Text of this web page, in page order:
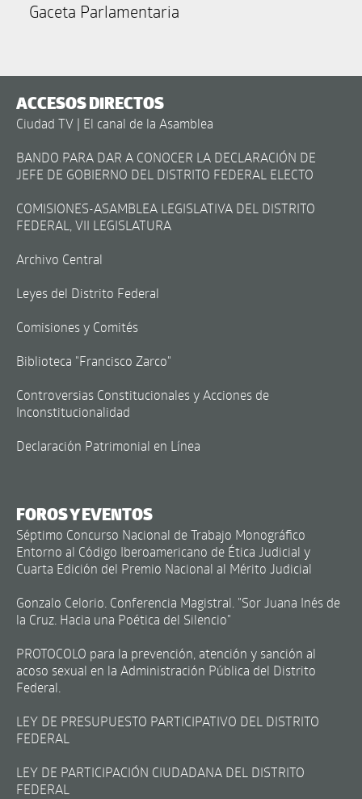
Gaceta Parlamentaria
ACCESOS DIRECTOS
Ciudad TV | El canal de la Asamblea
BANDO PARA DAR A CONOCER LA DECLARACIÓN DE
JEFE DE GOBIERNO DEL DISTRITO FEDERAL ELECTO
COMISIONES-ASAMBLEA LEGISLATIVA DEL DISTRITO
FEDERAL, VII LEGISLATURA
Archivo Central
Leyes del Distrito Federal
Comisiones y Comités
Biblioteca "Francisco Zarco"
Controversias Constitucionales y Acciones de
Inconstitucionalidad
Declaración Patrimonial en Línea
FOROS Y EVENTOS
Séptimo Concurso Nacional de Trabajo Monográfico
Entorno al Código Iberoamericano de Ética Judicial y
Cuarta Edición del Premio Nacional al Mérito Judicial
Gonzalo Celorio. Conferencia Magistral. "Sor Juana Inés de
la Cruz. Hacia una Poética del Silencio"
PROTOCOLO para la prevención, atención y sanción al
acoso sexual en la Administración Pública del Distrito
Federal.
LEY DE PRESUPUESTO PARTICIPATIVO DEL DISTRITO
FEDERAL
LEY DE PARTICIPACIÓN CIUDADANA DEL DISTRITO
FEDERAL